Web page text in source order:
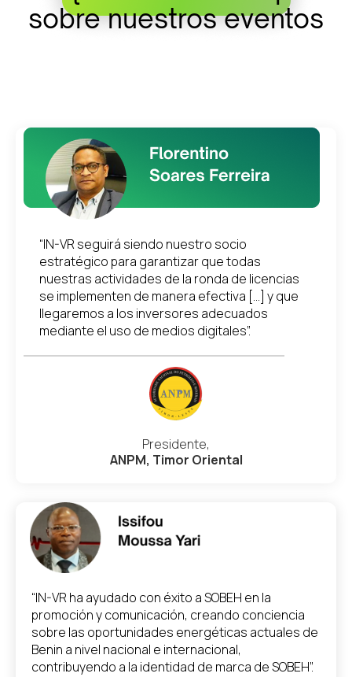
sobre nuestros eventos
“IN-VR seguirá siendo nuestro socio
estratégico para garantizar que todas
nuestras actividades de la ronda de licencias
se implementen de manera efectiva [...] y que
llegaremos a los inversores adecuados
mediante el uso de medios digitales”.
Presidente,
ANPM, Timor Oriental
“IN-VR ha ayudado con éxito a SOBEH en la
promoción y comunicación, creando conciencia
sobre las oportunidades energéticas actuales de
Benin a nivel nacional e internacional,
contribuyendo a la identidad de marca de SOBEH”.